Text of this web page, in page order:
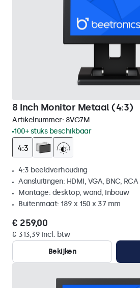
8 Inch Monitor Metaal (4:3)
Artikelnummer: 8VG7M
100+ stuks beschikbaar
4:3 beeldverhouding
Aansluitingen: HDMI, VGA, BNC, RCA
Montage: desktop, wand, inbouw
Buitenmaat: 189 x 150 x 37 mm
€ 259,00
€ 313,39 incl. btw
Bekijken